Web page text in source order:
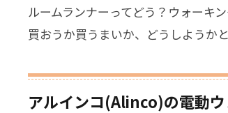
ルームランナーってどう？ウォーキ
買おうか買うまいか、どうしようか
アルインコ(Alinco)の電動ウ